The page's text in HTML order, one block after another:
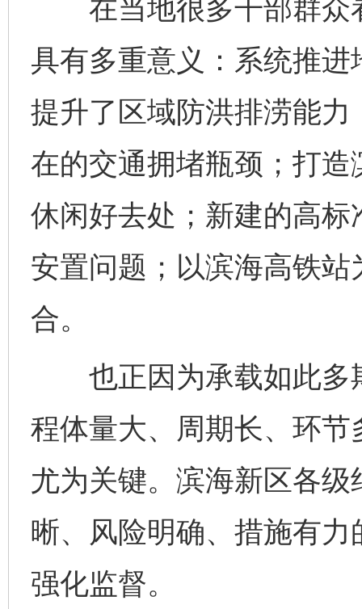
在当地很多干部群众
具有多重意义：系统推
提升了区域防洪排涝能
在的交通拥堵瓶颈；打
休闲好去处；新建的高
安置问题；以滨海高铁站
合。
也正因为承载如此多
程体量大、周期长、环
尤为关键。滨海新区各
晰、风险明确、措施有
强化监督。